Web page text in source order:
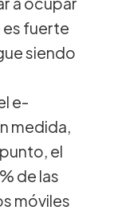
es fuerte
siendo
e-
medida,
el
de las
móviles